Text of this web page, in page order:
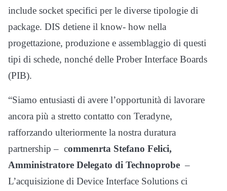
include socket specifici per le diverse tipologie di
package. DIS detiene il know- how nella
progettazione, produzione e assemblaggio di questi
tipi di schede, nonché delle Prober Interface Boards
(PIB).
“Siamo entusiasti di avere l’opportunità di lavorare
ancora più a stretto contatto con Teradyne,
rafforzando ulteriormente la nostra duratura
partnership – commenrta Stefano Felici,
Amministratore Delegato di Technoprobe –
L’acquisizione di Device Interface Solutions ci